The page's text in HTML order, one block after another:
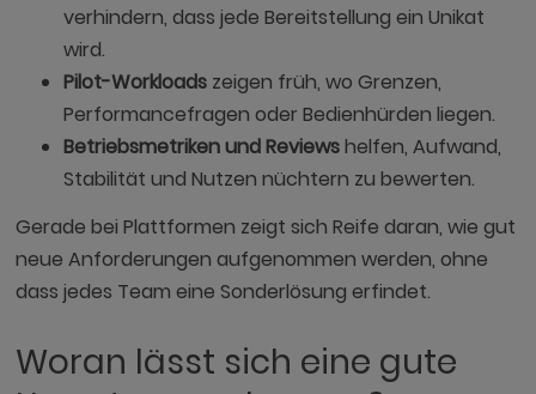
verhindern, dass jede Bereitstellung ein Unikat
wird.
Pilot-Workloadszeigen früh, wo Grenzen,
Performancefragen oder Bedienhürden liegen.
Betriebsmetriken und Reviewshelfen, Aufwand,
Stabilität und Nutzen nüchtern zu bewerten.
Gerade bei Plattformen zeigt sich Reife daran, wie gut
neue Anforderungen aufgenommen werden, ohne
dass jedes Team eine Sonderlösung erfindet.
Woran lässt sich eine gute